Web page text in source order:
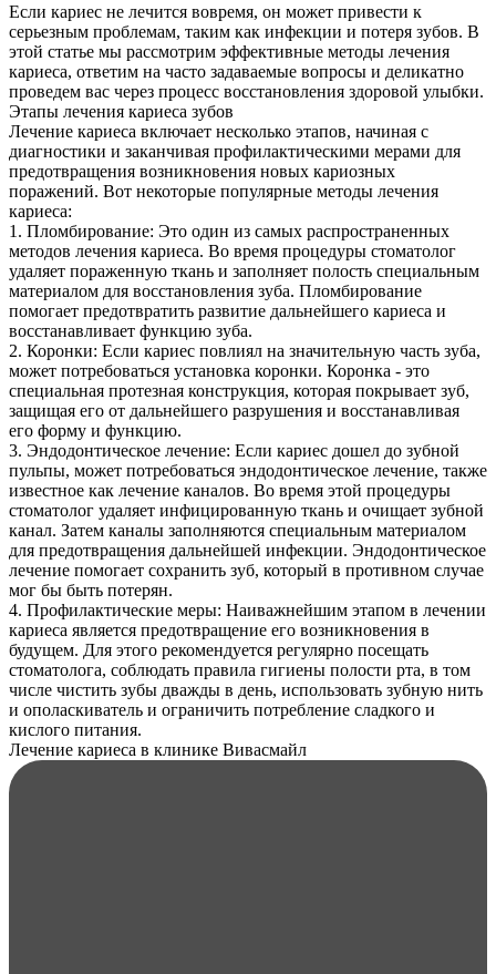
Если кариес не лечится вовремя, он может привести к
серьезным проблемам, таким как инфекции и потеря зубов. В
этой статье мы рассмотрим эффективные методы лечения
кариеса, ответим на часто задаваемые вопросы и деликатно
проведем вас через процесс восстановления здоровой улыбки.
Этапы лечения кариеса зубов
Лечение кариеса включает несколько этапов, начиная с
диагностики и заканчивая профилактическими мерами для
предотвращения возникновения новых кариозных
поражений. Вот некоторые популярные методы лечения
кариеса:
1. Пломбирование: Это один из самых распространенных
методов лечения кариеса. Во время процедуры стоматолог
удаляет пораженную ткань и заполняет полость специальным
материалом для восстановления зуба. Пломбирование
помогает предотвратить развитие дальнейшего кариеса и
восстанавливает функцию зуба.
2. Коронки: Если кариес повлиял на значительную часть зуба,
может потребоваться установка коронки. Коронка - это
специальная протезная конструкция, которая покрывает зуб,
защищая его от дальнейшего разрушения и восстанавливая
его форму и функцию.
3. Эндодонтическое лечение: Если кариес дошел до зубной
пульпы, может потребоваться эндодонтическое лечение, также
известное как лечение каналов. Во время этой процедуры
стоматолог удаляет инфицированную ткань и очищает зубной
канал. Затем каналы заполняются специальным материалом
для предотвращения дальнейшей инфекции. Эндодонтическое
лечение помогает сохранить зуб, который в противном случае
мог бы быть потерян.
4. Профилактические меры: Наиважнейшим этапом в лечении
кариеса является предотвращение его возникновения в
будущем. Для этого рекомендуется регулярно посещать
стоматолога, соблюдать правила гигиены полости рта, в том
числе чистить зубы дважды в день, использовать зубную нить
и ополаскиватель и ограничить потребление сладкого и
кислого питания.
Лечение кариеса в клинике Вивасмайл